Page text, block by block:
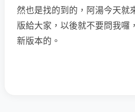
然也是找的到的，阿湯今天就
版給大家，以後就不要問我囉
新版本的。